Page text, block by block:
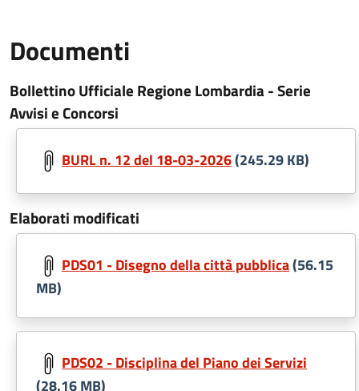
Documenti
Bollettino Ufficiale Regione Lombardia - Serie
Avvisi e Concorsi
BURL n. 12 del 18-03-2026(245.29 KB)
Elaborati modificati
PDS01 - Disegno della città pubblica(56.15
MB)
PDS02 - Disciplina del Piano dei Servizi
(28.16 MB)